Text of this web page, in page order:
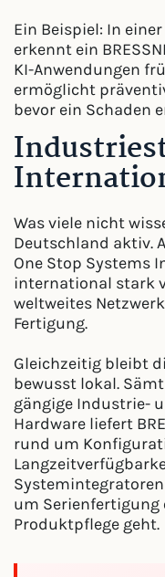
Ein Beispiel: In
erkennt ein
KI-Anwendungen
ermöglicht
bevor ein Schaden
Was viele nicht
Deutschland aktiv.
One Stop Systems
international stark
weltweites
Fertigung.
Gleichzeitig bleibt
bewusst lokal.
gängige Industrie-
Hardware liefert
rund um
um
Produktpflege geht.